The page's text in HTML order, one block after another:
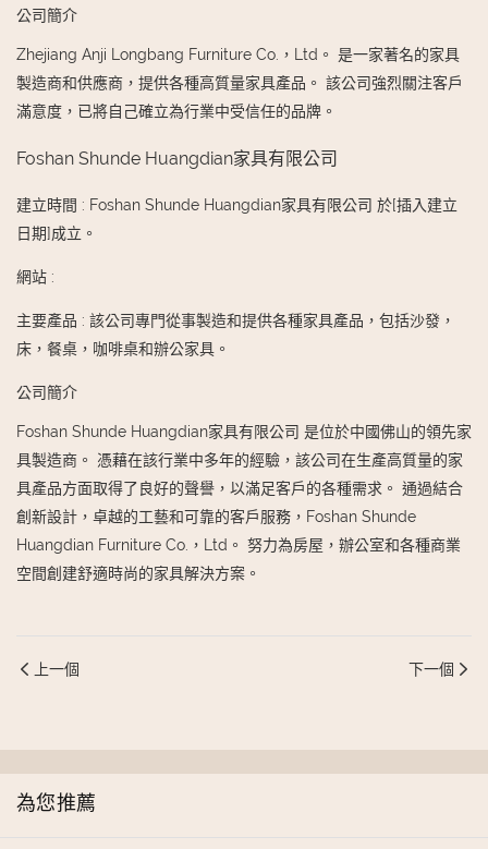
公司簡介
Zhejiang Anji Longbang Furniture Co.，Ltd。 是一家著名的家具
製造商和供應商，提供各種高質量家具產品。 該公司強烈關注客戶
滿意度，已將自己確立為行業中受信任的品牌。
Foshan Shunde Huangdian家具有限公司
建立時間 : Foshan Shunde Huangdian家具有限公司 於[插入建立
日期]成立。
網站 :
主要產品 : 該公司專門從事製造和提供各種家具產品，包括沙發，
床，餐桌，咖啡桌和辦公家具。
公司簡介
Foshan Shunde Huangdian家具有限公司 是位於中國佛山的領先家
具製造商。 憑藉在該行業中多年的經驗，該公司在生產高質量的家
具產品方面取得了良好的聲譽，以滿足客戶的各種需求。 通過結合
創新設計，卓越的工藝和可靠的客戶服務，Foshan Shunde
Huangdian Furniture Co.，Ltd。 努力為房屋，辦公室和各種商業
空間創建舒適時尚的家具解決方案。
上一個 下一個
為您推薦